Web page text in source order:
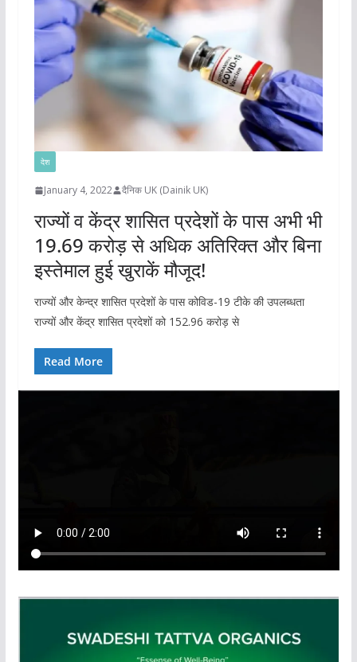
देश
January 4, 2022 दैनिक UK (Dainik UK)
राज्यों व केंद्र शासित प्रदेशों के पास अभी भी
19.69 करोड़ से अधिक अतिरिक्त और बिना
इस्तेमाल हुई खुराकें मौजूद!
राज्‍यों और केन्‍द्र शासित प्रदेशों के पास कोविड-19 टीके की उपलब्‍धता
राज्यों और केंद्र शासित प्रदेशों को 152.96 करोड़ से
Read More